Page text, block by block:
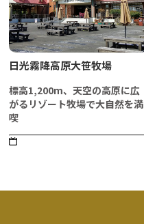
日光霧降高原大笹牧場
標高1,200m、天空の高原に広
がるリゾート牧場で大自然を満
喫